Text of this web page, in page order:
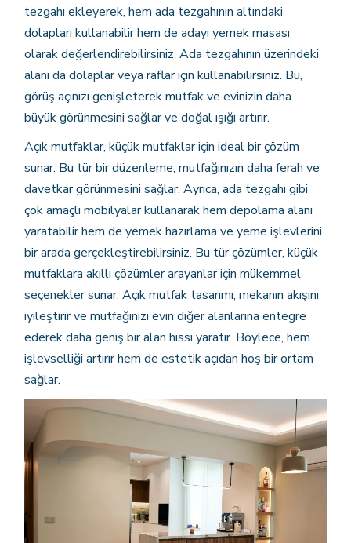
tezgahı ekleyerek, hem ada tezgahının altındaki
dolapları kullanabilir hem de adayı yemek masası
olarak değerlendirebilirsiniz. Ada tezgahının üzerindeki
alanı da dolaplar veya raflar için kullanabilirsiniz. Bu,
görüş açınızı genişleterek mutfak ve evinizin daha
büyük görünmesini sağlar ve doğal ışığı artırır.
Açık mutfaklar, küçük mutfaklar için ideal bir çözüm
sunar. Bu tür bir düzenleme, mutfağınızın daha ferah ve
davetkar görünmesini sağlar. Ayrıca, ada tezgahı gibi
çok amaçlı mobilyalar kullanarak hem depolama alanı
yaratabilir hem de yemek hazırlama ve yeme işlevlerini
bir arada gerçekleştirebilirsiniz. Bu tür çözümler, küçük
mutfaklara akıllı çözümler arayanlar için mükemmel
seçenekler sunar. Açık mutfak tasarımı, mekanın akışını
iyileştirir ve mutfağınızı evin diğer alanlarına entegre
ederek daha geniş bir alan hissi yaratır. Böylece, hem
işlevselliği artırır hem de estetik açıdan hoş bir ortam
sağlar.